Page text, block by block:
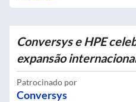
Conversys e HPE
expansão
Patrocinado por
Conversys